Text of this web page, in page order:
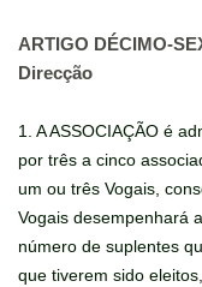
ARTIGO DÉCIMO-
Direcção
1. A ASSOCIAÇÃO é
por três a cinco
um ou três Vogais,
Vogais desempenhará
número de suplentes
que tiverem sido